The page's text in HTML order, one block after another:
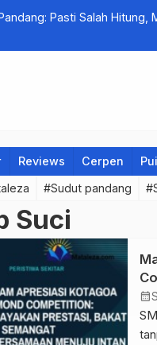
Pasti Salah Hitung,
Reviews Cerpen
#Sudut pandang
Suci
calendar_month